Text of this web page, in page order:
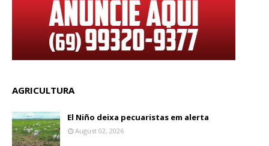
AGRICULTURA
El Niño deixa pecuaristas em alerta
August 02, 2026